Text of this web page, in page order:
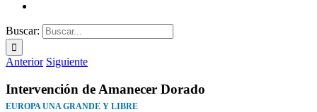
Buscar:
Anterior Siguiente
Intervención de Amanecer Dorado
EUROPA UNA GRANDE Y LIBRE